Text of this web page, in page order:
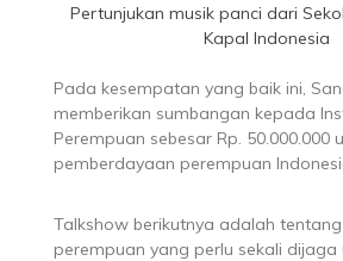
Pertunjukan musik panci dari
Kapal Indonesia
Pada kesempatan yang baik ini,
memberikan sumbangan kepada
Perempuan sebesar Rp. 50.000.000
pemberdayaan perempuan
Talkshow berikutnya adalah
perempuan yang perlu sekali dijaga